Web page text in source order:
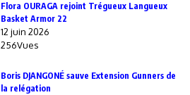
Flora OURAGA rejoint Trégueux Langueux
Basket Armor 22
12 juin 2026
256Vues
Boris DJANGONÉ sauve Extension Gunners de
la relégation